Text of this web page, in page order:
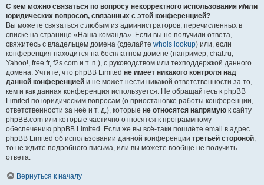
С кем можно связаться по вопросу некорректного использования и/или
юридических вопросов, связанных с этой конференцией?
Вы можете связаться с любым из администраторов, перечисленных в
списке на странице «Наша команда». Если вы не получили ответа,
свяжитесь с владельцем домена (сделайте whois lookup) или, если
конференция находится на бесплатном домене (например, chat.ru,
Yahoo!, free.fr, f2s.com и т. п.), с руководством или техподдержкой данного
домена. Учтите, что phpBB Limited не имеет никакого контроля над
данной конференцией и не может нести никакой ответственности за то,
кем и как данная конференция используется. Не обращайтесь к phpBB
Limited по юридическим вопросам (о приостановке работы конференции,
ответственности за неё и т. д.), которые не относятся напрямую к сайту
phpBB.com или которые частично относятся к программному
обеспечению phpBB Limited. Если же вы всё-таки пошлёте email в адрес
phpBB Limited об использовании данной конференции третьей стороной,
то не ждите подробного письма, или вы можете вообще не получить
ответа.
Вернуться к началу